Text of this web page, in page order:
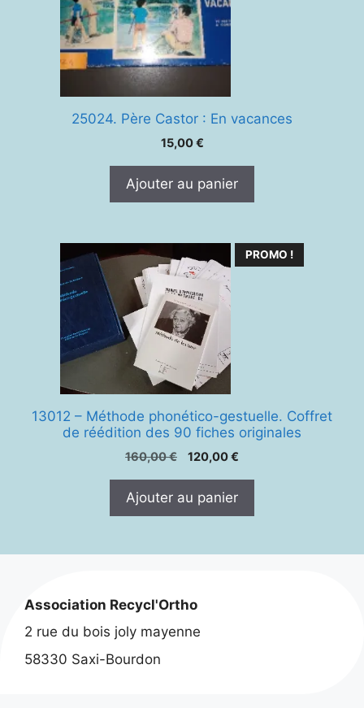
25024. Père Castor : En vacances
15,00€
Ajouter au panier
PROMO !
13012 – Méthode phonético-gestuelle. Coffret
de réédition des 90 fiches originales
160,00€
Le
était :
120,00€
Ajouter au panier
Association Recycl'Ortho
2 rue du bois joly mayenne
58330 Saxi-Bourdon